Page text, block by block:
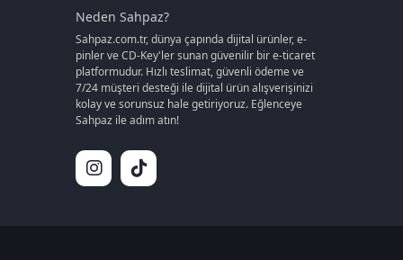
Blizzard Entertainment
Microsoft Store
IGG
Sony
GOG
Nintendo
Diğer
İnstagram
Neden Sahpaz?
Sahpaz.com.tr, dünya çapında dijital ürünler, e-
pinler ve CD-Key'ler sunan güvenilir bir e-ticaret
platformudur. Hızlı teslimat, güvenli ödeme ve
7/24 müşteri desteği ile dijital ürün alışverişinizi
kolay ve sorunsuz hale getiriyoruz. Eğlenceye
Sahpaz ile adım atın!